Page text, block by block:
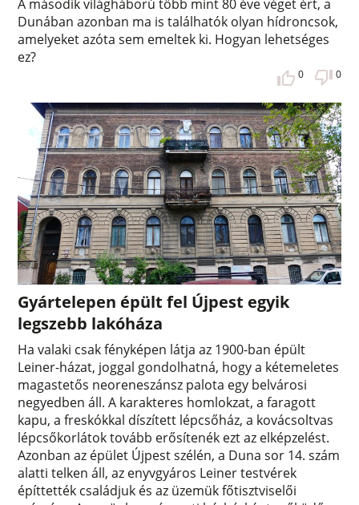
A második világháború több mint 80 éve véget ért, a
Dunában azonban ma is találhatók olyan hídroncsok,
amelyeket azóta sem emeltek ki. Hogyan lehetséges
ez?
0 0
Gyártelepen épült fel Újpest egyik
legszebb lakóháza
Ha valaki csak fényképen látja az 1900-ban épült
Leiner-házat, joggal gondolhatná, hogy a kétemeletes
magastetős neoreneszánsz palota egy belvárosi
negyedben áll. A karakteres homlokzat, a faragott
kapu, a freskókkal díszített lépcsőház, a kovácsoltvas
lépcsőkorlátok tovább erősítenék ezt az elképzelést.
Azonban az épület Újpest szélén, a Duna sor 14. szám
alatti telken áll, az enyvgyáros Leiner testvérek
építtették családjuk és az üzemük főtisztviselői